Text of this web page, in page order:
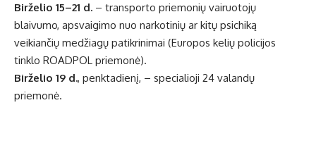
Birželio 15–21 d. – transporto priemonių vairuotojų
blaivumo, apsvaigimo nuo narkotinių ar kitų psichiką
veikiančių medžiagų patikrinimai (Europos kelių policijos
tinklo ROADPOL priemonė).
Birželio 19 d., penktadienį, – specialioji 24 valandų
priemonė.